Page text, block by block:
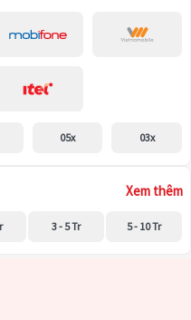
05x 03x
Xem thêm
3 - 5 Tr 5 - 10 Tr